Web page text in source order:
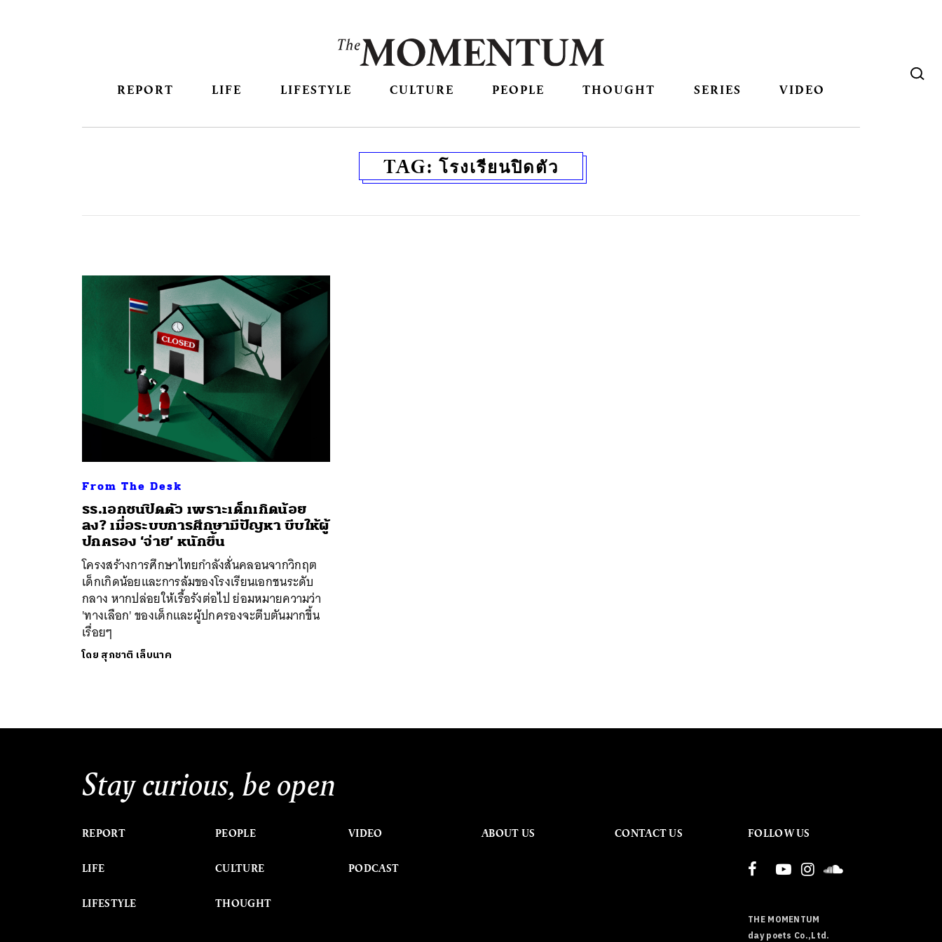
REPORT LIFE LIFESTYLE CULTURE PEOPLE THOUGHT SERIES VIDEO
TAG: โรงเรียนปิดตัว
From The Desk
รร.เอกชนปิดตัว เพราะเด็กเกิดน้อย
ลง? เมื่อระบบการศึกษามีปัญหา บีบให้ผู้
ปกครอง ‘จ่าย’ หนักขึ้น
โครงสร้างการศึกษาไทยกำลังสั่นคลอนจากวิกฤต
เด็กเกิดน้อยและการล้มของโรงเรียนเอกชนระดับ
กลาง หากปล่อยให้เรื้อรังต่อไป ย่อมหมายความว่า
'ทางเลือก' ของเด็กและผู้ปกครองจะตีบตันมากขึ้น
เรื่อยๆ
โดย สุภชาติ เล็บนาค
Stay curious, be open
REPORT
LIFE
LIFESTYLE
PEOPLE
CULTURE
THOUGHT
VIDEO
PODCAST
ABOUT US CONTACT US FOLLOW US
THE MOMENTUM
day poets Co.,Ltd.
ค้นหา